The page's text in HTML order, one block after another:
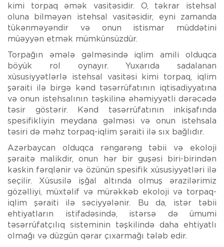
kimi torpaq əmək vasitəsidir. O, təkrar istehsal
oluna bilməyən istehsal vasitəsidir, eyni zamanda
tükənməyəndir və onun istismar müddətini
müəyyən etmək mümkünsüzdür.
Torpağın əmələ gəlməsində iqlim amili olduqca
böyük rol oynayır. Yuxarıda sadalanan
xüsusiyyətlərlə istehsal vasitəsi kimi torpaq, iqlim
şəraiti ilə birgə kənd təsərrüfatının iqtisadiyyatına
və onun istehsalının təşkilinə əhəmiyyətli dərəcədə
təsir göstərir. Kənd təsərrüfatının inkişafında
spesifikliyin meydana gəlməsi və onun istehsala
təsiri də məhz torpaq-iqlim şəraiti ilə sıx bağlıdır.
Azərbaycan olduqca rəngarəng təbii və ekoloji
şəraitə malikdir, onun hər bir guşəsi biri-birindən
kəskin fərqlənir və özünün spesifik xüsusiyyətləri ilə
seçilir. Xüsusilə işğal altında olmuş ərazilərimiz
gözəlliyi, müxtəlif və mürəkkəb ekoloji və torpaq-
iqlim şəraiti ilə səciyyələnir. Bu da, istər təbii
ehtiyatların istifadəsində, istərsə də ümumi
təsərrüfatçılıq sisteminin təşkilində daha ehtiyatlı
olmağı və düzgün qərar çıxarmağı tələb edir.